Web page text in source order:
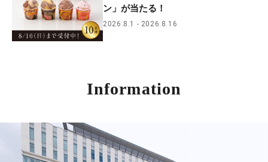
ン」が当たる！
2026.8.1 2026.8.16
Information